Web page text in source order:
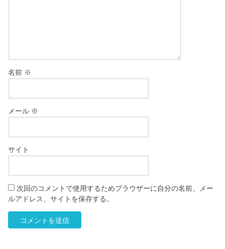
名前 ※
メール ※
サイト
次回のコメントで使用するためブラウザーに自分の名前、メー
ルアドレス、サイトを保存する。